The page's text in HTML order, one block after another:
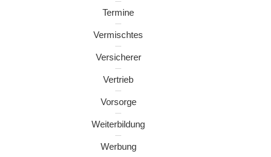
Termine
Vermischtes
Versicherer
Vertrieb
Vorsorge
Weiterbildung
Werbung